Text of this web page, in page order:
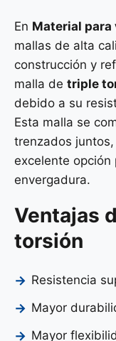
En Material para
mallas de alta
construcción y
malla de triple
debido a su
Esta malla se
trenzados
excelente opción
envergadura.
Ventajas
torsión
Resistencia
Mayor
Mayor